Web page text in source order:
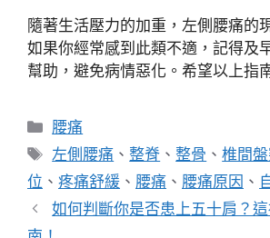
隨著生活壓力的加重，左側腰痛的
如果你經常感到此類不適，記得及
幫助，避免病情惡化。希望以上指
分
類
腰痛
標
籤
左側腰痛 、整脊 、整骨 、椎間
位 、 疼痛舒緩 、 腰痛 、 腰痛原因 、
如何判斷你是否患上五十肩？